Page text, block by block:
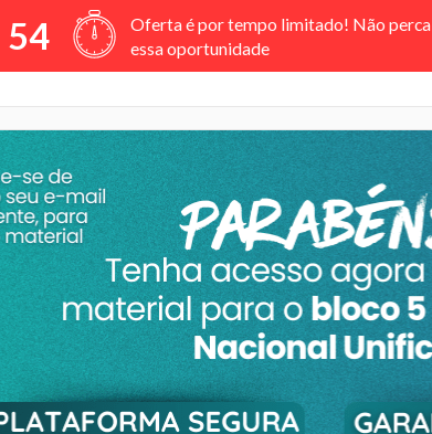
53
Oferta é por tempo limitado! Não perca
essa oportunidade